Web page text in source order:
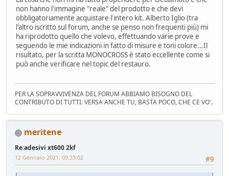
non hanno l'immagine "reale" del prodotto e che devi
obbligatoriamente acquistare l'intero kit. Alberto Iglio (tra
l'altro iscritto sul forum, anche se penso non frequenti più) mi
ha riprodotto quello che volevo, effettuando varie prove e
seguendo le mie indicazioni in fatto di misure e toni colore...Il
risultato, per la scritta MONOCROSS è stato eccellente come si
può anche verificare nel topic del restauro.
PER LA SOPRAVVIVENZA DEL FORUM ABBIAMO BISOGNO DEL
CONTRIBUTO DI TUTTI. VERSA ANCHE TU, BASTA POCO, CHE CE VO'.
meritene
Re:adesivi xt600 2kf
#9
12 Gennaio 2021, 09:33:02